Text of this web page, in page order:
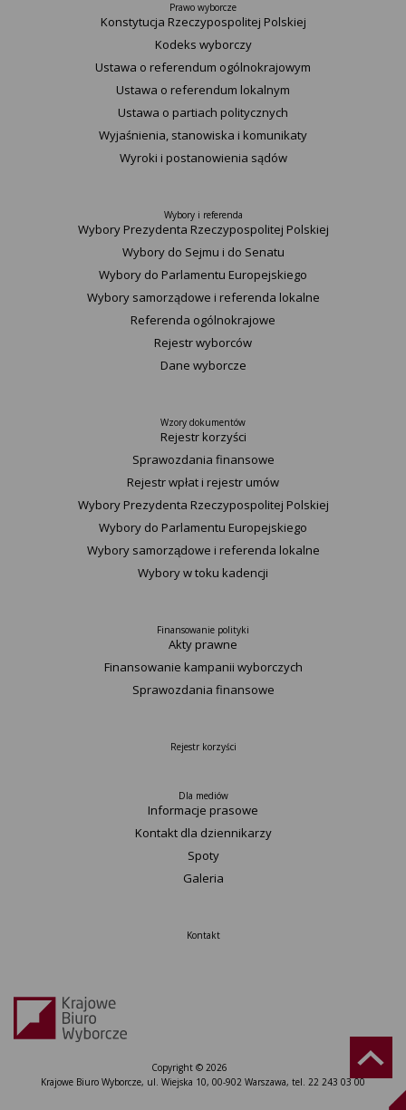
Prawo wyborcze
Konstytucja Rzeczypospolitej Polskiej​
Kodeks wyborczy
Ustawa o referendum ogólnokrajowym
Ustawa o referendum lokalnym
Ustawa o partiach politycznych
Wyjaśnienia, stanowiska i komunikaty
Wyroki i postanowienia sądów
Wybory i referenda
Wybory Prezydenta Rzeczypospolitej Polskiej
Wybory do Sejmu i do Senatu
Wybory do Parlamentu Europejskiego
Wybory samorządowe i referenda lokalne
Referenda ogólnokrajowe
Rejestr wyborców
Dane wyborcze
Wzory dokumentów
Rejestr korzyści
Sprawozdania finansowe
Rejestr wpłat i rejestr umów
Wybory Prezydenta Rzeczypospolitej Polskiej
Wybory do Parlamentu Europejskiego
Wybory samorządowe i referenda lokalne
Wybory w toku kadencji
Finansowanie polityki
Akty prawne
Finansowanie kampanii wyborczych
Sprawozdania finansowe
Rejestr korzyści
Dla mediów
Informacje prasowe
Kontakt dla dziennikarzy
Spoty
Galeria
Kontakt
Copyright © 2026
Krajowe Biuro Wyborcze, ul. Wiejska 10, 00-902 Warszawa, tel. 22 243 03 00